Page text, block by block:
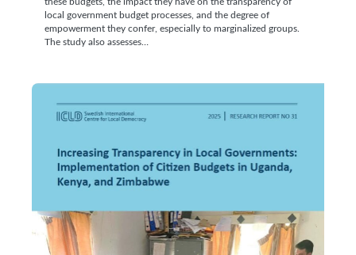
these budgets, the impact they have on the transparency of
local government budget processes, and the degree of
empowerment they confer, especially to marginalized groups.
The study also assesses…